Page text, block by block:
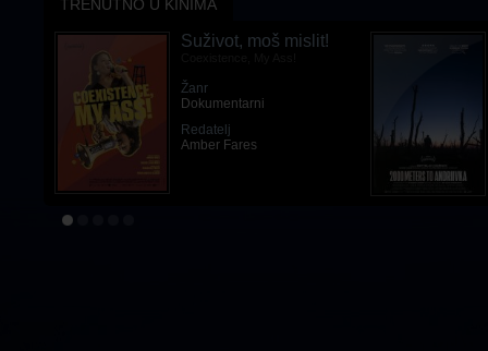
TRENUTNO U KINIMA
Suživot, moš mislit!
Žanr
Dokumentarni
Redatelj
Amber Fares